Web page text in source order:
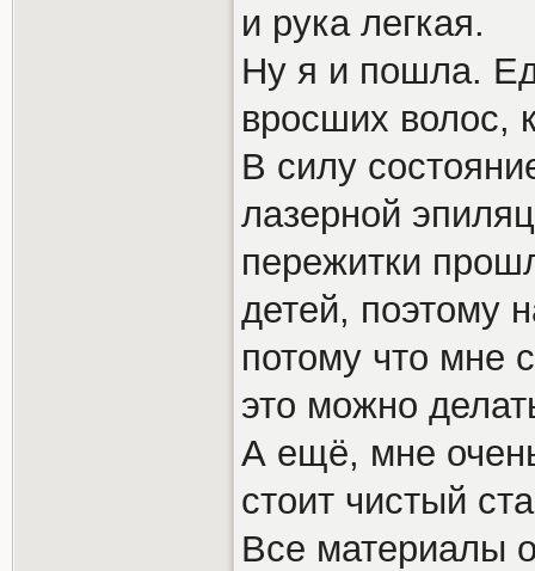
и рука легкая.
Ну я и пошла.
вросших волос,
В силу
лазерной
пережитки
детей, поэтому
потому что мне
это можно
А ещё, мне
стоит чистый
Все материалы